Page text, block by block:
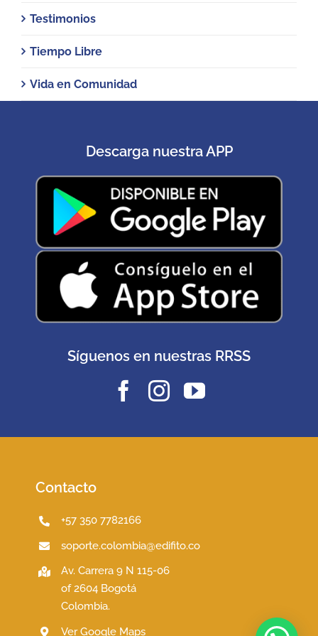
Testimonios
Tiempo Libre
Vida en Comunidad
Descarga nuestra APP
Síguenos en nuestras RRSS
Contacto
+57 350 7782166
soporte.colombia@edifito.co
Av. Carrera 9 N 115-06
of 2604 Bogotá
Colombia.
Ver Google Maps